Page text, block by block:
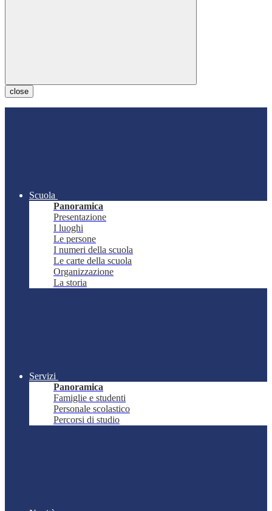
close
Scuola
Panoramica
Presentazione
I luoghi
Le persone
I numeri della scuola
Le carte della scuola
Organizzazione
La storia
Servizi
Panoramica
Famiglie e studenti
Personale scolastico
Percorsi di studio